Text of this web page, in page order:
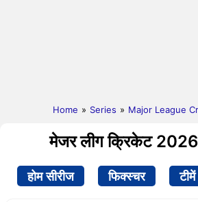
Home » Series » Major League
मेजर लीग क्रिकेट 2026
होम सीरीज फिक्स्चर टीमें